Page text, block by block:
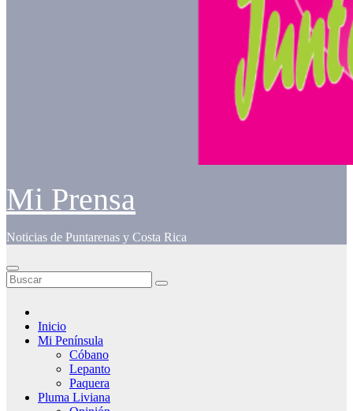
Mi Prensa
Noticias de Puntarenas y Costa Rica
Inicio
Mi Península
Cóbano
Lepanto
Paquera
Pluma Liviana